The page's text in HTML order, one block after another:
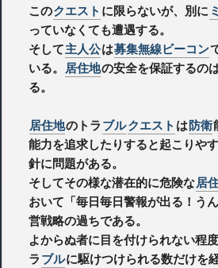
このクエスト に限らないが、別に
っていなくても遭遇する。
そして主人公は募集無線ビーコン
いる。 居住地の安全を保証するの
る。
居住地のトラブルクエスト は防衛
能力を追求したりすると起こりや
針に問題がある。
そしてその様な潜在的に危険な居
おいて「毎日毎日警報が出る！う
営戦略の過ちである。
よからぬ者に目を付けられない程
ラブルに駆けつけられる数だけを